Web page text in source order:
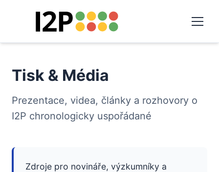
Tisk & Média
Prezentace, videa, články a rozhovory o
I2P chronologicky uspořádané
Zdroje pro novináře, výzkumníky a